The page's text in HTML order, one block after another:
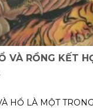
VÀ RỒNG KẾT
HỔ LÀ MỘT